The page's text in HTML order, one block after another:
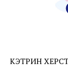
КЭТРИН